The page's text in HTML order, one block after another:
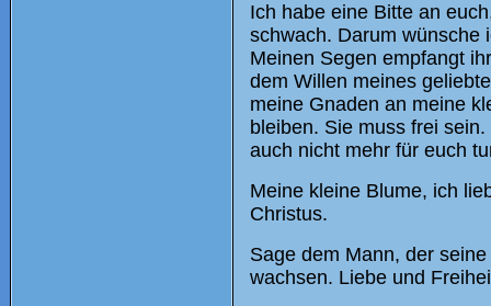
Ich habe eine Bitte an
schwach. Darum wünsche
Meinen Segen empfangt
dem Willen meines
meine Gnaden an meine
bleiben. Sie muss frei
auch nicht mehr für euch
Meine kleine Blume, ich
Christus.
Sage dem Mann, der
wachsen. Liebe und